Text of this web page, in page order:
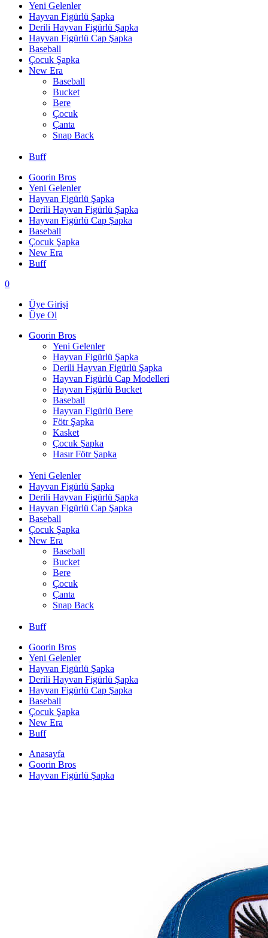
Yeni Gelenler
Hayvan Figürlü Şapka
Derili Hayvan Figürlü Şapka
Hayvan Figürlü Cap Şapka
Baseball
Çocuk Şapka
New Era
Baseball
Bucket
Bere
Çocuk
Çanta
Snap Back
Buff
Goorin Bros
Yeni Gelenler
Hayvan Figürlü Şapka
Derili Hayvan Figürlü Şapka
Hayvan Figürlü Cap Şapka
Baseball
Çocuk Şapka
New Era
Buff
0
Üye Girişi
Üye Ol
Goorin Bros
Yeni Gelenler
Hayvan Figürlü Şapka
Derili Hayvan Figürlü Şapka
Hayvan Figürlü Cap Modelleri
Hayvan Figürlü Bucket
Baseball
Hayvan Figürlü Bere
Fötr Şapka
Kasket
Çocuk Şapka
Hasır Fötr Şapka
Yeni Gelenler
Hayvan Figürlü Şapka
Derili Hayvan Figürlü Şapka
Hayvan Figürlü Cap Şapka
Baseball
Çocuk Şapka
New Era
Baseball
Bucket
Bere
Çocuk
Çanta
Snap Back
Buff
Goorin Bros
Yeni Gelenler
Hayvan Figürlü Şapka
Derili Hayvan Figürlü Şapka
Hayvan Figürlü Cap Şapka
Baseball
Çocuk Şapka
New Era
Buff
Anasayfa
Goorin Bros
Hayvan Figürlü Şapka